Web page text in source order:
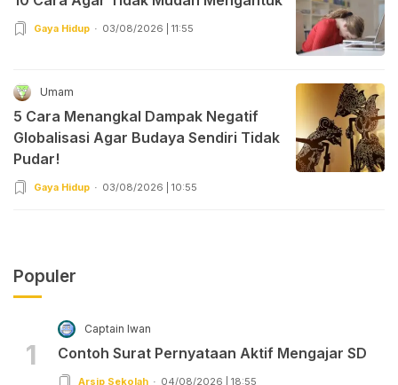
Gaya Hidup 03/08/2026 | 11:55
Umam
5 Cara Menangkal Dampak Negatif
Globalisasi Agar Budaya Sendiri Tidak
Pudar!
Gaya Hidup 03/08/2026 | 10:55
Populer
1
Captain Iwan
Contoh Surat Pernyataan Aktif Mengajar SD
Arsip Sekolah 04/08/2026 | 18:55